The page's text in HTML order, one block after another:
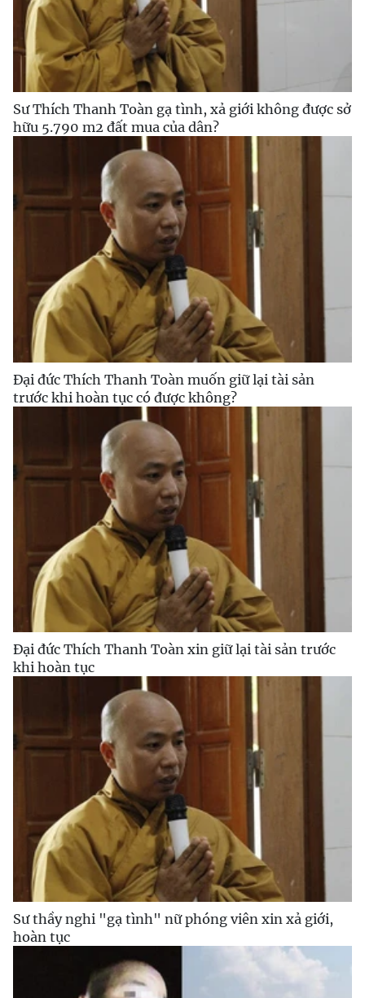
Sư Thích Thanh Toàn gạ tình, xả giới không được sở
hữu 5.790 m2 đất mua của dân?
Đại đức Thích Thanh Toàn muốn giữ lại tài sản
trước khi hoàn tục có được không?
Đại đức Thích Thanh Toàn xin giữ lại tài sản trước
khi hoàn tục
Sư thầy nghi "gạ tình" nữ phóng viên xin xả giới,
hoàn tục